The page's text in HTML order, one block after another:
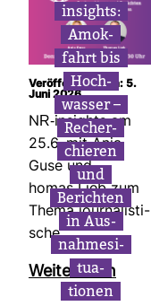
insights:
Amok­
fahrt bis
Hoch­
wasser –
Recher­
chieren
und
Berichten
in Aus­
nah­me­si­
tua­
tionen
Ver­öf­fent­licht am: 5.
Juni 2026
NR-​insights am
25.6. mit Anja
Guse und
homas Lieb zum
Thema jour­na­lis­ti­
sche…
Wei­ter­lesen